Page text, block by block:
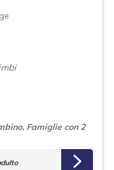
Famiglie con 2